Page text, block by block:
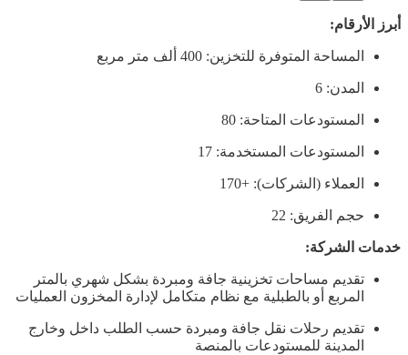
أبرز الأرقام:
المساحة المتوفرة للتخزين: 400 ألف متر مربع
المدن: 6
المستودعات المتاحة: 80
المستودعات المستخدمة: 17
العملاء (الشركات): +170
حجم الفريق: 22
خدمات الشركة:
تقديم مساحات تخزينية جافة ومبردة بشكل شهري بالمتر
المربع أو بالطبلية مع نظام متكامل لإدارة المخزون العمليات
تقديم رحلات نقل جافة ومبردة حسب الطلب داخل وخارج
المدينة للمستودعات بالمنصة